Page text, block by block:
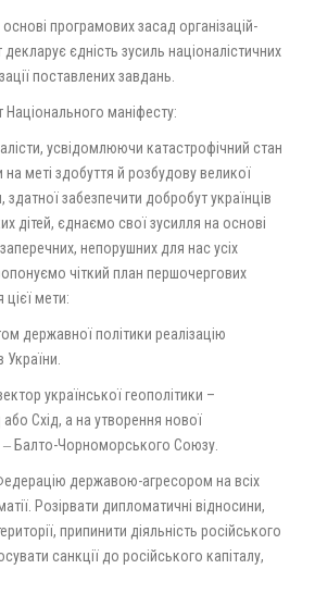
програмових засад організацій-
єдність зусиль націоналістичних
поставлених завдань.
маніфесту:
усвідомлюючи катастрофічний стан
меті здобуття й розбудову великої
забезпечити добробут українців
дітей, єднаємо свої зусилля на основі
непорушних для нас усіх
чіткий план першочергових
мети:
державної політики реалізацію
України.
української геополітики –
або Схід, а на утворення нової
‒ Балто-Чорноморського Союзу.
державою-агресором на всіх
Розірвати дипломатичні відносини,
припинити діяльність російського
санкції до російського капіталу,